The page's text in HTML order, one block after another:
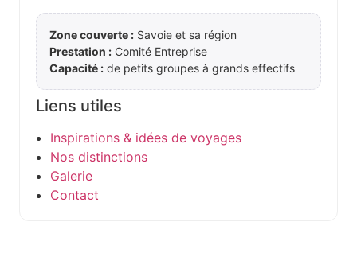
Zone couverte : Savoie et sa région
Prestation : Comité Entreprise
Capacité : de petits groupes à grands effectifs
Liens utiles
Inspirations & idées de voyages
Nos distinctions
Galerie
Contact